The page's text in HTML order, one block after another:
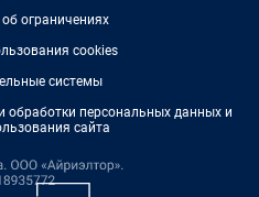
ограничениях
cookies
системы
обработки персональных данных и
сайта